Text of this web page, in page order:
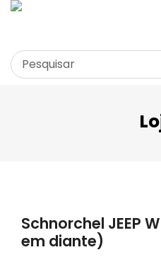
Loja Virtual 360º
Schnorchel JEEP
em diante)